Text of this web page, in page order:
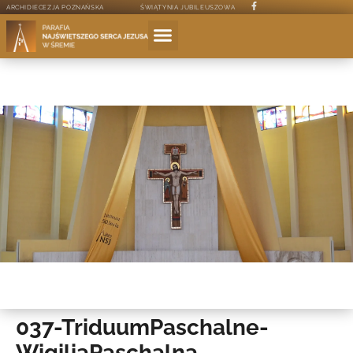
ARCHIDIECEZJA POZNAŃSKA ŚWIĄTYNIA JUBILEUSZOWA
037-TriduumPaschalne-